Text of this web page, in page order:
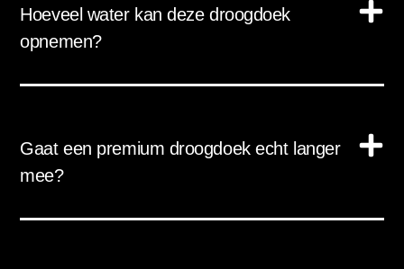
Hoeveel water kan deze droogdoek
opnemen?
Gaat een premium droogdoek echt langer
mee?